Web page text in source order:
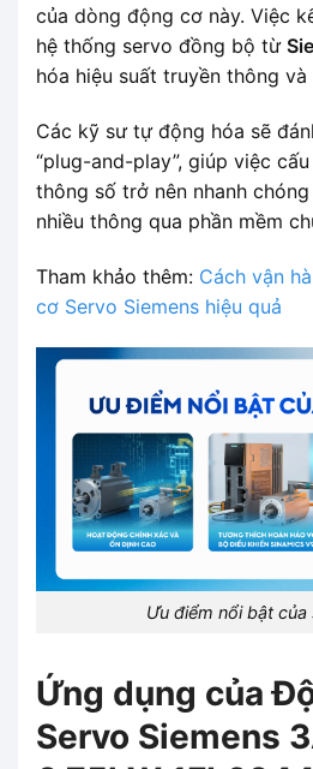
của dòng động cơ này. Việc
hệ thống servo đồng bộ từ
hóa hiệu suất truyền thông và
Các kỹ sư tự động hóa sẽ
“plug-and-play”, giúp việc
thông số trở nên nhanh
nhiều thông qua phần mềm
Tham khảo thêm: Cách vận
cơ Servo Siemens hiệu quả
Ưu điểm nổi bật của
Ứng dụng của
Servo Siemens